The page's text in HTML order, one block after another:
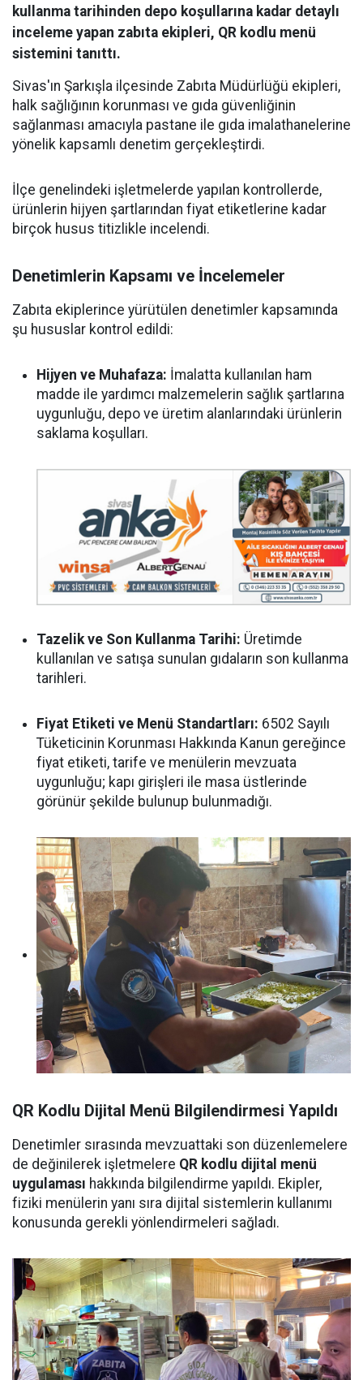
kullanma tarihinden depo koşullarına kadar detaylı
inceleme yapan zabıta ekipleri, QR kodlu menü
sistemini tanıttı.
Sivas'ın Şarkışla ilçesinde Zabıta Müdürlüğü ekipleri,
halk sağlığının korunması ve gıda güvenliğinin
sağlanması amacıyla pastane ile gıda imalathanelerine
yönelik kapsamlı denetim gerçekleştirdi.
İlçe genelindeki işletmelerde yapılan kontrollerde,
ürünlerin hijyen şartlarından fiyat etiketlerine kadar
birçok husus titizlikle incelendi.
Denetimlerin Kapsamı ve İncelemeler
Zabıta ekiplerince yürütülen denetimler kapsamında
şu hususlar kontrol edildi:
Hijyen ve Muhafaza: İmalatta kullanılan ham
madde ile yardımcı malzemelerin sağlık şartlarına
uygunluğu, depo ve üretim alanlarındaki ürünlerin
saklama koşulları.
Tazelik ve Son Kullanma Tarihi: Üretimde
kullanılan ve satışa sunulan gıdaların son kullanma
tarihleri.
Fiyat Etiketi ve Menü Standartları: 6502 Sayılı
Tüketicinin Korunması Hakkında Kanun gereğince
fiyat etiketi, tarife ve menülerin mevzuata
uygunluğu; kapı girişleri ile masa üstlerinde
görünür şekilde bulunup bulunmadığı.
QR Kodlu Dijital Menü Bilgilendirmesi Yapıldı
Denetimler sırasında mevzuattaki son düzenlemelere
de değinilerek işletmelere QR kodlu dijital menü
uygulaması hakkında bilgilendirme yapıldı. Ekipler,
fiziki menülerin yanı sıra dijital sistemlerin kullanımı
konusunda gerekli yönlendirmeleri sağladı.